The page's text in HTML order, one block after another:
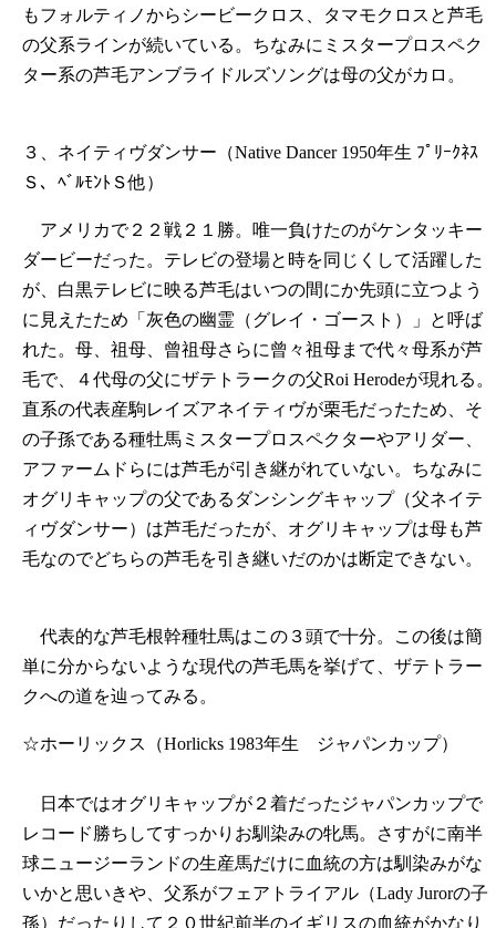
もフォルティノからシービークロス、タマモクロスと芦毛
の父系ラインが続いている。ちなみにミスタープロスペク
ター系の芦毛アンブライドルズソングは母の父がカロ。
３、ネイティヴダンサー（Native Dancer 1950年生 ﾌﾟﾘｰｸﾈｽ
Ｓ、ﾍﾞﾙﾓﾝﾄＳ他）
アメリカで２２戦２１勝。唯一負けたのがケンタッキー
ダービーだった。テレビの登場と時を同じくして活躍した
が、白黒テレビに映る芦毛はいつの間にか先頭に立つよう
に見えたため「灰色の幽霊（グレイ・ゴースト）」と呼ば
れた。母、祖母、曾祖母さらに曾々祖母まで代々母系が芦
毛で、４代母の父にザテトラークの父Roi Herodeが現れる。
直系の代表産駒レイズアネイティヴが栗毛だったため、そ
の子孫である種牡馬ミスタープロスペクターやアリダー、
アファームドらには芦毛が引き継がれていない。ちなみに
オグリキャップの父であるダンシングキャップ（父ネイテ
ィヴダンサー）は芦毛だったが、オグリキャップは母も芦
毛なのでどちらの芦毛を引き継いだのかは断定できない。
代表的な芦毛根幹種牡馬はこの３頭で十分。この後は簡
単に分からないような現代の芦毛馬を挙げて、ザテトラー
クへの道を辿ってみる。
☆ホーリックス（Horlicks 1983年生 ジャパンカップ）
日本ではオグリキャップが２着だったジャパンカップで
レコード勝ちしてすっかりお馴染みの牝馬。さすがに南半
球ニュージーランドの生産馬だけに血統の方は馴染みがな
いかと思いきや、父系がフェアトライアル（Lady Jurorの子
孫）だったりして２０世紀前半のイギリスの血統がかなり